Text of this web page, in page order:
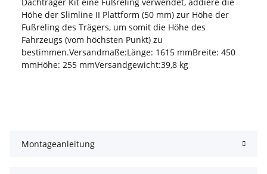
Höhe der Slimline II Plattform (50 mm) zur Höhe der
Fußreling des Trägers, um somit die Höhe des
Fahrzeugs (vom höchsten Punkt) zu
bestimmen.Versandmaße:Länge: 1615 mmBreite: 450
mmHöhe: 255 mmVersandgewicht:39,8 kg
Montageanleitung